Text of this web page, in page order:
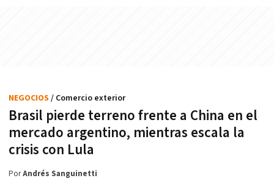
Brasil pierde terreno frente a China en el
mercado argentino, mientras escala la
crisis con Lula
NEGOCIOS / Comercio exterior
PorAndrés Sanguinetti